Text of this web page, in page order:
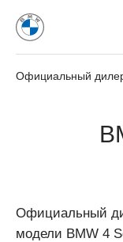
Официальный
Официальный
модели BMW 4